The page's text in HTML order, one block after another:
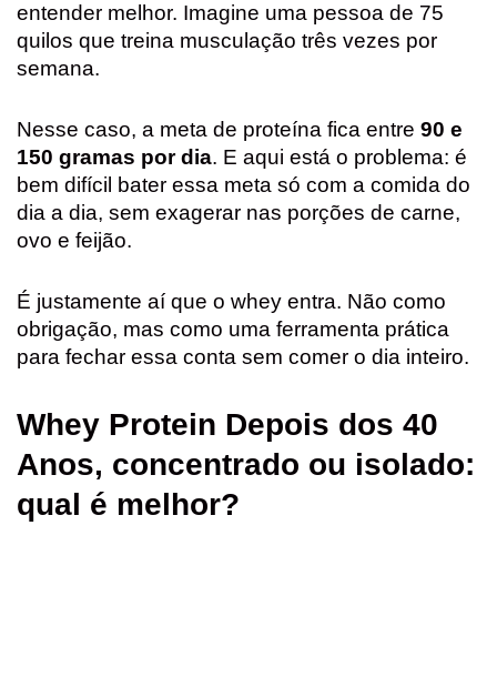
entender melhor. Imagine uma pessoa de 75
quilos que treina musculação três vezes por
semana.
Nesse caso, a meta de proteína fica entre 90 e
150 gramas por dia. E aqui está o problema: é
bem difícil bater essa meta só com a comida do
dia a dia, sem exagerar nas porções de carne,
ovo e feijão.
É justamente aí que o whey entra. Não como
obrigação, mas como uma ferramenta prática
para fechar essa conta sem comer o dia inteiro.
Whey Protein Depois dos 40
Anos, concentrado ou isolado:
qual é melhor?